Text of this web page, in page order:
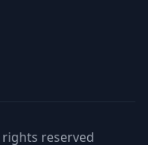
reserved